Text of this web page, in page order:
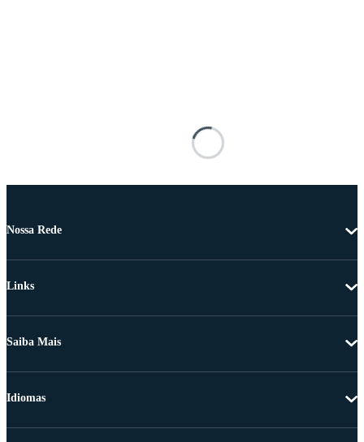
Nossa Rede
Links
Saiba Mais
Idiomas